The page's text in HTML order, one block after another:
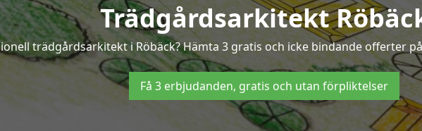
Trädgårdsarkitekt
trädgårdsarkitekt i Röbäck? Hämta 3 gratis och icke bindande offerter
Få 3 erbjudanden, gratis och utan förpliktelser